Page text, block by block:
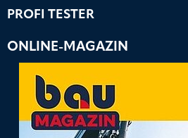
PROFI TESTER
ONLINE-MAGAZIN